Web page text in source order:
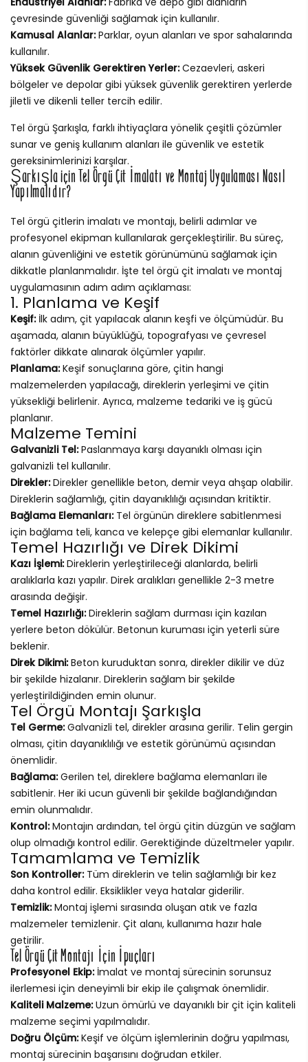
çevresinde güvenliği sağlamak için kullanılır.
Kamusal Alanlar:Parklar, oyun alanları ve spor sahalarında
kullanılır.
Yüksek Güvenlik Gerektiren Yerler:Cezaevleri, askeri
bölgeler ve depolar gibi yüksek güvenlik gerektiren yerlerde
jiletli ve dikenli teller tercih edilir.
Tel örgü Şarkışla, farklı ihtiyaçlara yönelik çeşitli çözümler
sunar ve geniş kullanım alanları ile güvenlik ve estetik
gereksinimlerinizi karşılar.
Şarkışla için Tel Örgü Çit İmalatı ve Montaj Uygulaması Nasıl
Yapılmalıdır?
Tel örgü çitlerin imalatı ve montajı, belirli adımlar ve
profesyonel ekipman kullanılarak gerçekleştirilir. Bu süreç,
alanın güvenliğini ve estetik görünümünü sağlamak için
dikkatle planlanmalıdır. İşte tel örgü çit imalatı ve montaj
uygulamasının adım adım açıklaması:
1. Planlama ve Keşif
Keşif:İlk adım, çit yapılacak alanın keşfi ve ölçümüdür. Bu
aşamada, alanın büyüklüğü, topografyası ve çevresel
faktörler dikkate alınarak ölçümler yapılır.
Planlama:Keşif sonuçlarına göre, çitin hangi
malzemelerden yapılacağı, direklerin yerleşimi ve çitin
yüksekliği belirlenir. Ayrıca, malzeme tedariki ve iş gücü
planlanır.
Malzeme Temini
Galvanizli Tel:Paslanmaya karşı dayanıklı olması için
galvanizli tel kullanılır.
Direkler:Direkler genellikle beton, demir veya ahşap olabilir.
Direklerin sağlamlığı, çitin dayanıklılığı açısından kritiktir.
Bağlama Elemanları:Tel örgünün direklere sabitlenmesi
için bağlama teli, kanca ve kelepçe gibi elemanlar kullanılır.
Temel Hazırlığı ve Direk Dikimi
Kazı İşlemi:Direklerin yerleştirileceği alanlarda, belirli
aralıklarla kazı yapılır. Direk aralıkları genellikle 2-3 metre
arasında değişir.
Temel Hazırlığı:Direklerin sağlam durması için kazılan
yerlere beton dökülür. Betonun kuruması için yeterli süre
beklenir.
Direk Dikimi:Beton kuruduktan sonra, direkler dikilir ve düz
bir şekilde hizalanır. Direklerin sağlam bir şekilde
yerleştirildiğinden emin olunur.
Tel Örgü Montajı Şarkışla
Tel Germe:Galvanizli tel, direkler arasına gerilir. Telin gergin
olması, çitin dayanıklılığı ve estetik görünümü açısından
önemlidir.
Bağlama:Gerilen tel, direklere bağlama elemanları ile
sabitlenir. Her iki ucun güvenli bir şekilde bağlandığından
emin olunmalıdır.
Kontrol:Montajın ardından, tel örgü çitin düzgün ve sağlam
olup olmadığı kontrol edilir. Gerektiğinde düzeltmeler yapılır.
Tamamlama ve Temizlik
Son Kontroller:Tüm direklerin ve telin sağlamlığı bir kez
daha kontrol edilir. Eksiklikler veya hatalar giderilir.
Temizlik:Montaj işlemi sırasında oluşan atık ve fazla
malzemeler temizlenir. Çit alanı, kullanıma hazır hale
getirilir.
Tel Örgü Çit Montajı İçin İpuçları
Profesyonel Ekip:İmalat ve montaj sürecinin sorunsuz
ilerlemesi için deneyimli bir ekip ile çalışmak önemlidir.
Kaliteli Malzeme:Uzun ömürlü ve dayanıklı bir çit için kaliteli
malzeme seçimi yapılmalıdır.
Doğru Ölçüm:Keşif ve ölçüm işlemlerinin doğru yapılması,
montaj sürecinin başarısını doğrudan etkiler.